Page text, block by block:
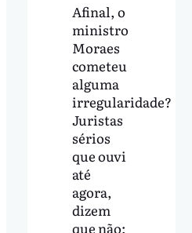
Afinal, o
ministro
Moraes
cometeu
alguma
irregularidade?
Juristas
sérios
que ouvi
até
agora,
dizem
que não;